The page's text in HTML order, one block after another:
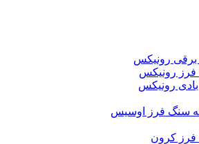
برقی رونیکس
فرز رونیکس
بادی رونیکس
سنگ فرز اوسیس
فرز کرون